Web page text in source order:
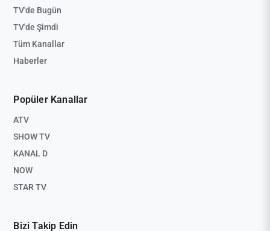
TV'de Bugün
TV'de Şimdi
Tüm Kanallar
Haberler
Popüler Kanallar
ATV
SHOW TV
KANAL D
NOW
STAR TV
Bizi Takip Edin